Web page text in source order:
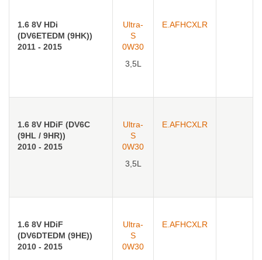
1.6 8V HDi
(DV6ETEDM (9HK))
2011 - 2015
Ultra-
S
0W30
3,5L
E.AFHCXLR
1.6 8V HDiF (DV6C
(9HL / 9HR))
2010 - 2015
Ultra-
S
0W30
3,5L
E.AFHCXLR
1.6 8V HDiF
(DV6DTEDM (9HE))
2010 - 2015
Ultra-
S
0W30
E.AFHCXLR